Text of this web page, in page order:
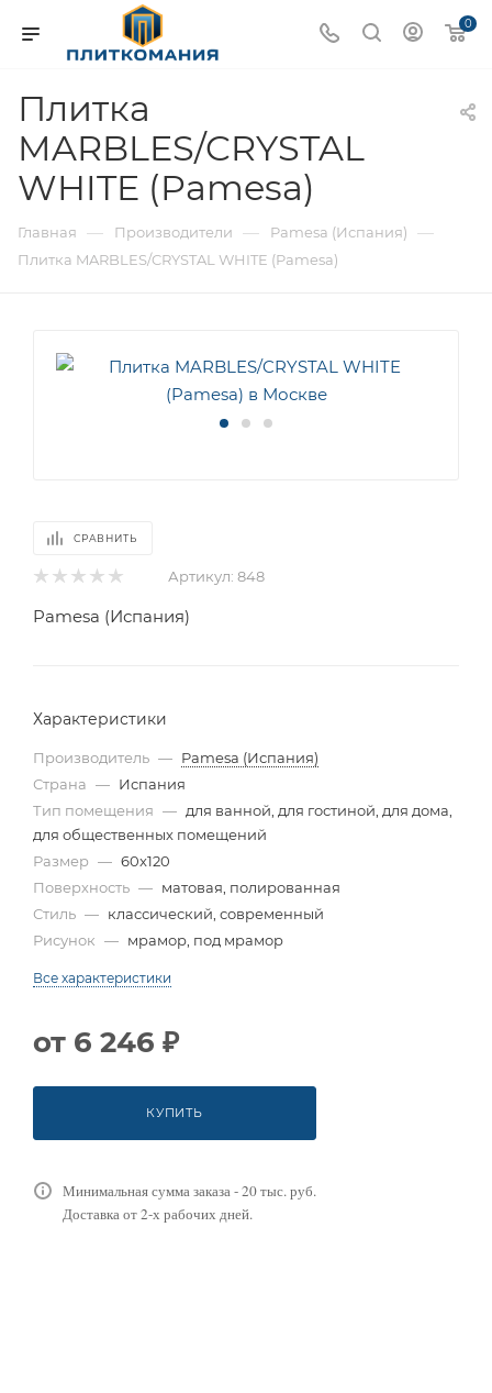
0
Плитка
MARBLES/CRYSTAL
WHITE (Pamesa)
Главная — Производители — Pamesa (Испания) —
Плитка MARBLES/CRYSTAL WHITE (Pamesa)
СРАВНИТЬ
Артикул: 848
Pamesa (Испания)
Характеристики
Производитель — Pamesa (Испания)
Страна — Испания
Тип помещения — для ванной, для гостиной, для дома,
для общественных помещений
Размер — 60x120
Поверхность — матовая, полированная
Стиль — классический, современный
Рисунок — мрамор, под мрамор
Все характеристики
от 6 246 ₽
КУПИТЬ
Минимальная сумма заказа - 20 тыс. руб.
Доставка от 2-х рабочих дней.